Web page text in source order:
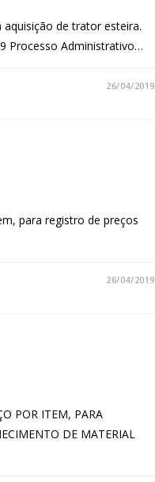
de trator esteira.
Processo Administrativo…
26/04/2019
para registro de preços
26/04/2019
POR ITEM, PARA
DE MATERIAL